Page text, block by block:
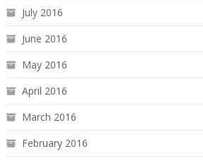
July 2016
June 2016
May 2016
April 2016
March 2016
February 2016